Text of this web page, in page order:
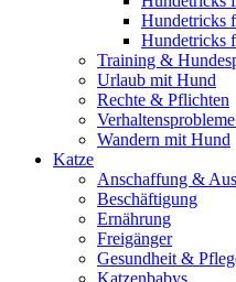
Hundetricks
Hundetricks
Training &
Urlaub mit Hund
Rechte & Pflichten
Wandern mit Hund
Katze
Anschaffung &
Beschäftigung
Ernährung
Freigänger
Gesundheit &
Katzenbabys